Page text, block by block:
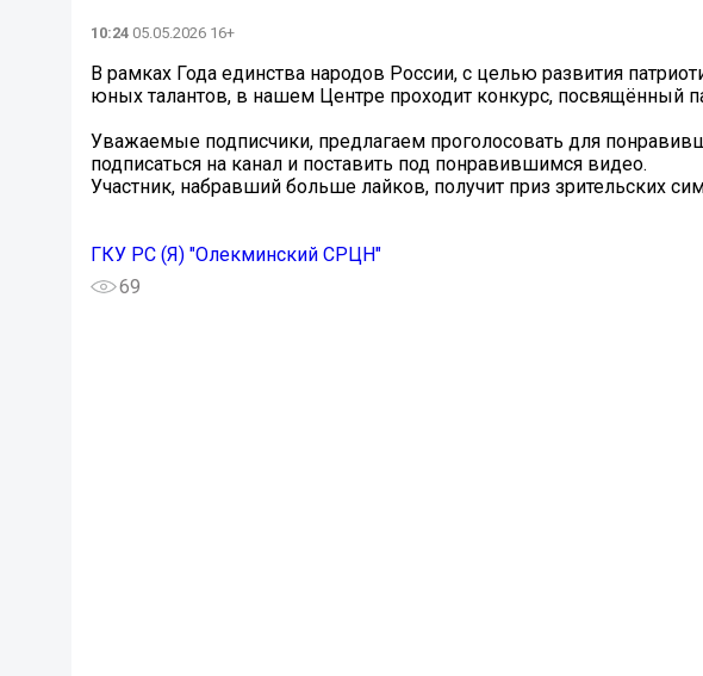
10:24 05.05.2026 16+
В рамках Года единства народов России, с целью развития
юных талантов, в нашем Центре проходит конкурс, посвящённый
Уважаемые подписчики, предлагаем проголосовать для
подписаться на канал и поставить под понравившимся видео.
Участник, набравший больше лайков, получит приз зрительских
ГКУ РС (Я) "Олекминский СРЦН"
69